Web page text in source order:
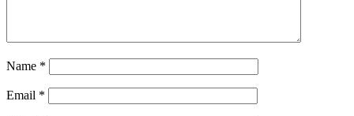
Name *
Email *